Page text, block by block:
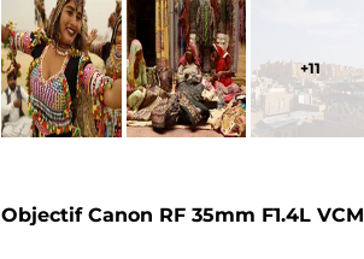
+11
Objectif Canon RF 35mm F1.4L VCM